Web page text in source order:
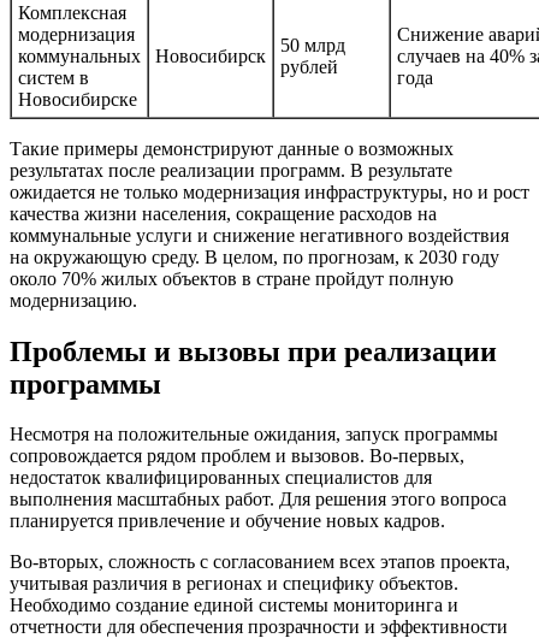
Комплексная
модернизация
коммунальных
систем в
Новосибирске
Новосибирск
50 млрд
рублей
Снижение
случаев на 40%
года
Такие примеры демонстрируют данные о возможных
результатах после реализации программ. В результате
ожидается не только модернизация инфраструктуры, но и рост
качества жизни населения, сокращение расходов на
коммунальные услуги и снижение негативного воздействия
на окружающую среду. В целом, по прогнозам, к 2030 году
около 70% жилых объектов в стране пройдут полную
модернизацию.
Проблемы и вызовы при реализации
программы
Несмотря на положительные ожидания, запуск программы
сопровождается рядом проблем и вызовов. Во-первых,
недостаток квалифицированных специалистов для
выполнения масштабных работ. Для решения этого вопроса
планируется привлечение и обучение новых кадров.
Во-вторых, сложность с согласованием всех этапов проекта,
учитывая различия в регионах и специфику объектов.
Необходимо создание единой системы мониторинга и
отчетности для обеспечения прозрачности и эффективности